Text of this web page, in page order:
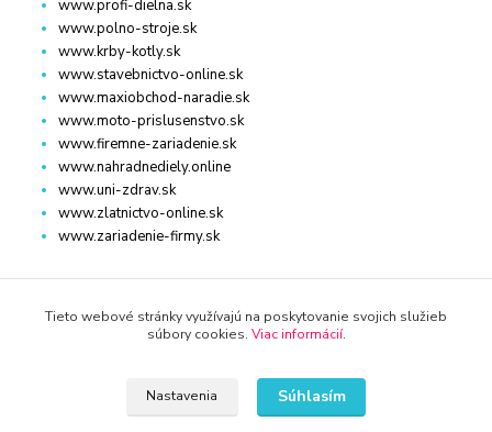
www.profi-dielna.sk
www.polno-stroje.sk
www.krby-kotly.sk
www.stavebnictvo-online.sk
www.maxiobchod-naradie.sk
www.moto-prislusenstvo.sk
www.firemne-zariadenie.sk
www.nahradnediely.online
www.uni-zdrav.sk
www.zlatnictvo-online.sk
www.zariadenie-firmy.sk
Kontakty
Tieto webové stránky využívajú na poskytovanie svojich služieb
súbory cookies. Viac informácií.
Nastavenia Súhlasím